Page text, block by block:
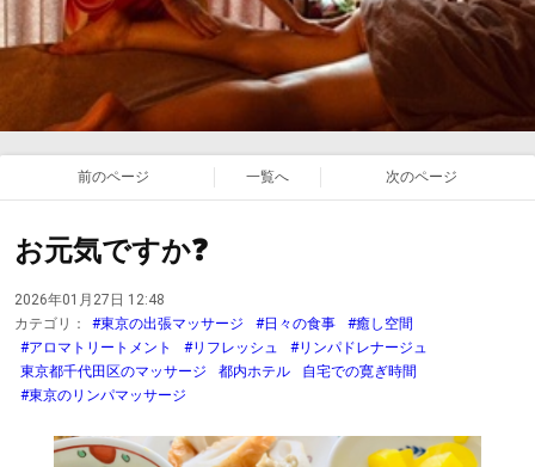
前のページ 一覧へ 次のページ
お元気ですか❓
2026年01月27日 12:48
カテゴリ：
#東京の出張マッサージ #日々の食事
#癒し空間
#アロマトリートメント
#リフレッシュ
#リンパドレナージュ
東京都千代田区のマッサージ
都内ホテル
自宅での寛ぎ時間
#東京のリンパマッサージ